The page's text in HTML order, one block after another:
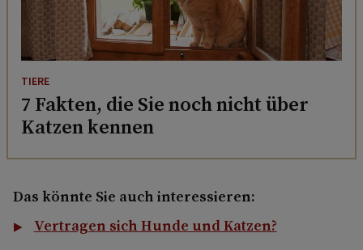
TIERE
7 Fakten, die Sie noch nicht über
Katzen kennen
Das könnte Sie auch interessieren:
Vertragen sich Hunde und Katzen?